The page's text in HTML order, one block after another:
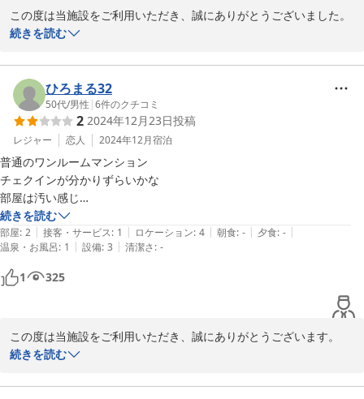
電子レンジの３台の電気製品が
ありますが、近くの（台所の）壁の
タップ』を持って行くと役に立ちます。
ここには、加湿器や空気清浄機は
置いてないので、空気の乾燥、花粉、
黄砂が気になる人は、（そういう
季節には）別の宿泊施設を選ぶ方が
良いでしょう。
ですが、かど部屋でない別の部屋
（702 号室等）は、昼間でも暗いかも。
１分くらい待つことになります（水が
出ます）。
この度は当施設をご利用いただき、誠にありがとうございました。
ました。ご滞在中、ゆっくりとお休みいただけておりましたら幸い
です。
一方で、お風呂やトイレにつきましては、ご期待に沿えず申し訳ご
ざいませんでした。建物は築年数を重ねておりますが、快適にお過
ごしいただけるよう、設備の維持管理や清掃をより一層徹底し、改
善に努めてまいります。
また、当施設はマンションタイプの宿泊施設として、ご自宅のよう
におくつろぎいただける空間をご提供しております。事前のご案内
につきましても、より分かりやすくお伝えできるよう工夫してまい
ります。
この度は貴重なご意見をお寄せいただき、誠にありがとうございま
キュービック３０
続きを読む
ひろまる32
50代/男性 |6件のクチコミ
2 2024年12月23日投稿
レジャー 恋人 2024年12月宿泊
普通のワンルームマンション
チェクインが分かりずらいかな
部屋は汚い感じ
連泊　とりあえず寝るだけならオッケー
続きを読む
部屋: 2 | 接客・サービス: 1 | ロケーション: 4 | 朝食: - | 夕食: - |
温泉・お風呂: 1 | 設備: 3 | 清潔さ: -
1 325
この度は当施設をご利用いただき、誠にありがとうございます。
心よりお詫び申し上げます。同様のお声を多数いただいていたこと
続きを読む